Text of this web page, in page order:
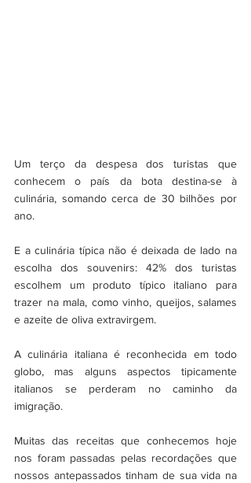
Um terço da despesa dos turistas que
conhecem o país da bota destina-se à
culinária, somando cerca de 30 bilhões por
ano.
E a culinária típica não é deixada de lado na
escolha dos souvenirs: 42% dos turistas
escolhem um produto típico italiano para
trazer na mala, como vinho, queijos, salames
e azeite de oliva extravirgem.
A culinária italiana é reconhecida em todo
globo, mas alguns aspectos tipicamente
italianos se perderam no caminho da
imigração.
Muitas das receitas que conhecemos hoje
nos foram passadas pelas recordações que
nossos antepassados tinham de sua vida na